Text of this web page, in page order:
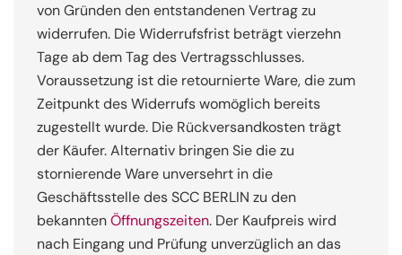
von Gründen den entstandenen Vertrag zu
widerrufen. Die Widerrufsfrist beträgt vierzehn
Tage ab dem Tag des Vertragsschlusses.
Voraussetzung ist die retournierte Ware, die zum
Zeitpunkt des Widerrufs womöglich bereits
zugestellt wurde. Die Rückversandkosten trägt
der Käufer. Alternativ bringen Sie die zu
stornierende Ware unversehrt in die
Geschäftsstelle des SCC BERLIN zu den
bekanntenÖffnungszeiten. Der Kaufpreis wird
nach Eingang und Prüfung unverzüglich an das